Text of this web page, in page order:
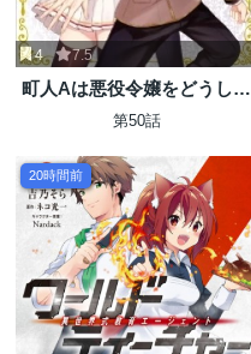
4 7.5
町人Aは悪役令嬢をどうして
も救いたい
第50話
20時間前